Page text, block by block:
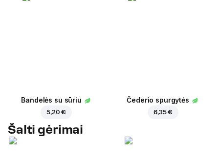
Bandelės su sūriu
5,20 €
Čederio spurgytės
6,35 €
Šalti gėrimai